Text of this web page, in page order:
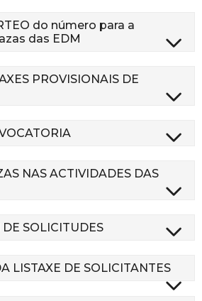
do número para a
das EDM
PROVISIONAIS DE
NAS ACTIVIDADES DAS
SOLICITUDES
LISTAXE DE SOLICITANTES